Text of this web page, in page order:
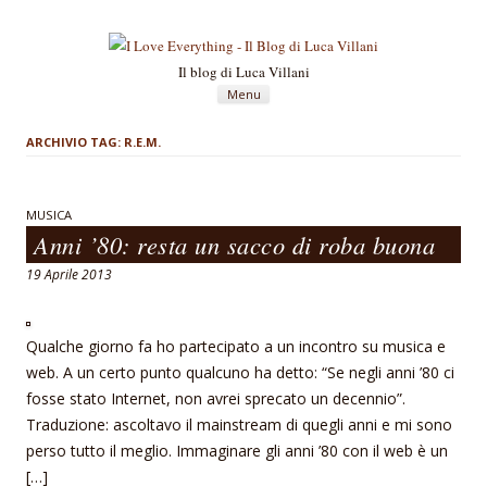
Il blog di Luca Villani
Menu
ARCHIVIO TAG: R.E.M.
MUSICA
Anni ’80: resta un sacco di roba buona
19 Aprile 2013
Qualche giorno fa ho partecipato a un incontro su musica e
web. A un certo punto qualcuno ha detto: “Se negli anni ’80 ci
fosse stato Internet, non avrei sprecato un decennio”.
Traduzione: ascoltavo il mainstream di quegli anni e mi sono
perso tutto il meglio. Immaginare gli anni ’80 con il web è un
[…]